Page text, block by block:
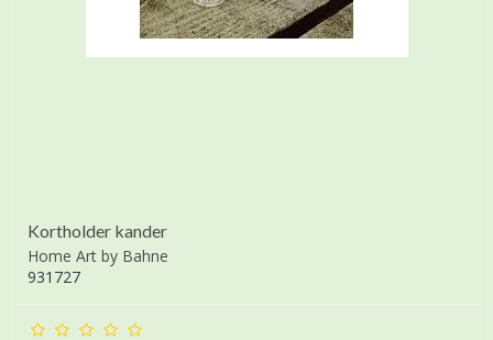
Kortholder kander
Home Art by Bahne
931727